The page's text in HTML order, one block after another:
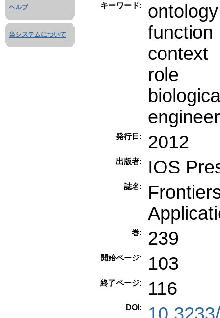
ヘルプ
当システムについて
キーワード:
ontology
function
context
role
発行日: 2012
出版者: IOS
誌名:
巻: 239
開始ページ: 103
終了ページ: 116
DOI: